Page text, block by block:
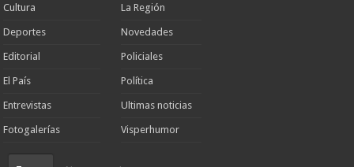
Cultura
Deportes
Editorial
El País
Entrevistas
Fotogalerías
La Región
Novedades
Policiales
Política
Ultimas noticias
Visperhumor